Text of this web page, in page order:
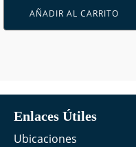
AÑADIR AL CARRITO
Enlaces Útiles
Ubicaciones